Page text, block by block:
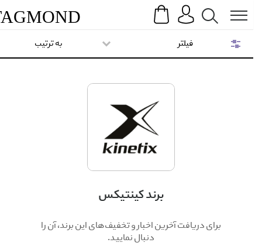
Search
TAGMOND
برند کینتیکس
برای دریافت آخرین اخبار و تخفیف‌های این برند، آن را
دنبال نمایید.
به ترتیب فیلتر